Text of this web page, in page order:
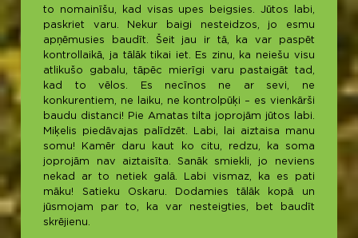
to nomainīšu, kad visas upes beigsies. Jūtos labi,
paskriet varu. Nekur baigi nesteidzos, jo esmu
apņēmusies baudīt. Šeit jau ir tā, ka var paspēt
kontrollaikā, ja tālāk tikai iet. Es zinu, ka neiešu visu
atlikušo gabalu, tāpēc mierīgi varu pastaigāt tad,
kad to vēlos. Es necīnos ne ar sevi, ne
konkurentiem, ne laiku, ne kontrolpūķi – es vienkārši
baudu distanci! Pie Amatas tilta joprojām jūtos labi.
Miķelis piedāvajas palīdzēt. Labi, lai aiztaisa manu
somu! Kamēr daru kaut ko citu, redzu, ka soma
joprojām nav aiztaisīta. Sanāk smiekli, jo neviens
nekad ar to netiek galā. Labi vismaz, ka es pati
māku! Satieku Oskaru. Dodamies tālāk kopā un
jūsmojam par to, ka var nesteigties, bet baudīt
skrējienu.